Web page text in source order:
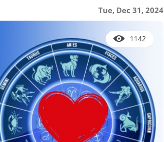
Tue, Dec 31, 2024
1142